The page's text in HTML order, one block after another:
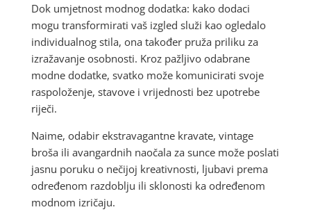
Dok umjetnost modnog dodatka: kako dodaci
mogu transformirati vaš izgled služi kao ogledalo
individualnog stila, ona također pruža priliku za
izražavanje osobnosti. Kroz pažljivo odabrane
modne dodatke, svatko može komunicirati svoje
raspoloženje, stavove i vrijednosti bez upotrebe
riječi.
Naime, odabir ekstravagantne kravate, vintage
broša ili avangardnih naočala za sunce može poslati
jasnu poruku o nečijoj kreativnosti, ljubavi prema
određenom razdoblju ili sklonosti ka određenom
modnom izričaju.